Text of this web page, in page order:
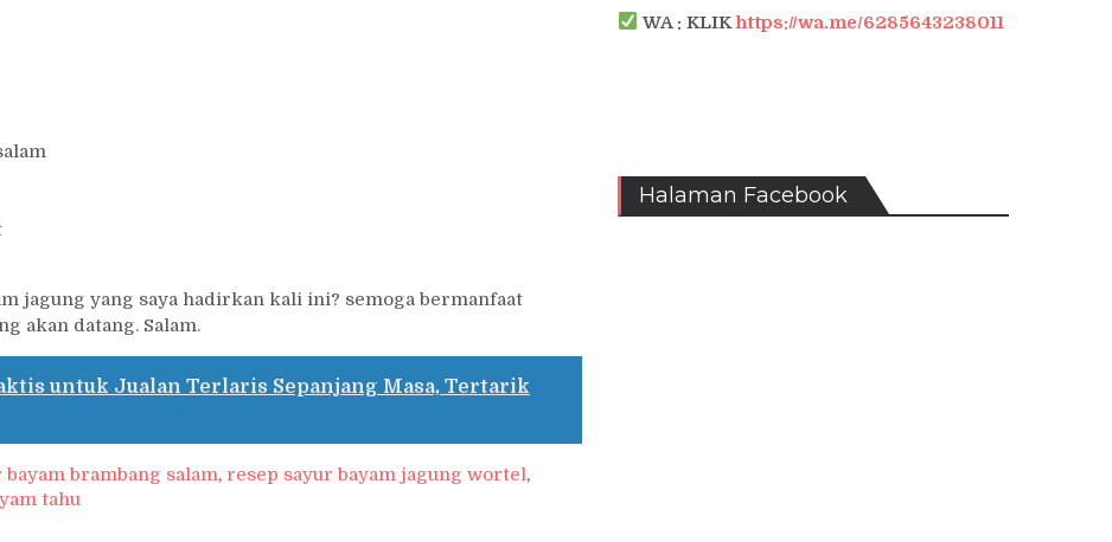
jagung yang saya hadirkan kali ini? semoga bermanfaat
akan datang. Salam.
untuk Jualan Terlaris Sepanjang Masa, Tertarik
brambang salam, resep sayur bayam jagung wortel,
tahu
WA : KLIKhttps://wa.me/6285643238011
Halaman Facebook